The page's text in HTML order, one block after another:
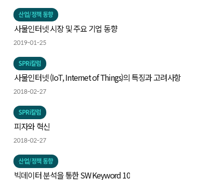
산업/정책 동향
사물인터넷 시장 및 주요 기업 동향
2019-01-25
SPRi칼럼
사물인터넷 (IoT, Internet of Things)의 특징과 고려사항
2018-02-27
SPRi칼럼
피자와 혁신
2018-02-27
산업/정책 동향
빅데이터 분석을 통한 SW Keyword 10